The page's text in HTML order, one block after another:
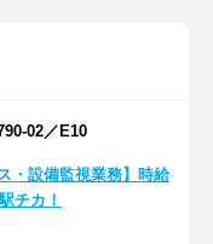
02／E10
・設備監視業務】時給
チカ！